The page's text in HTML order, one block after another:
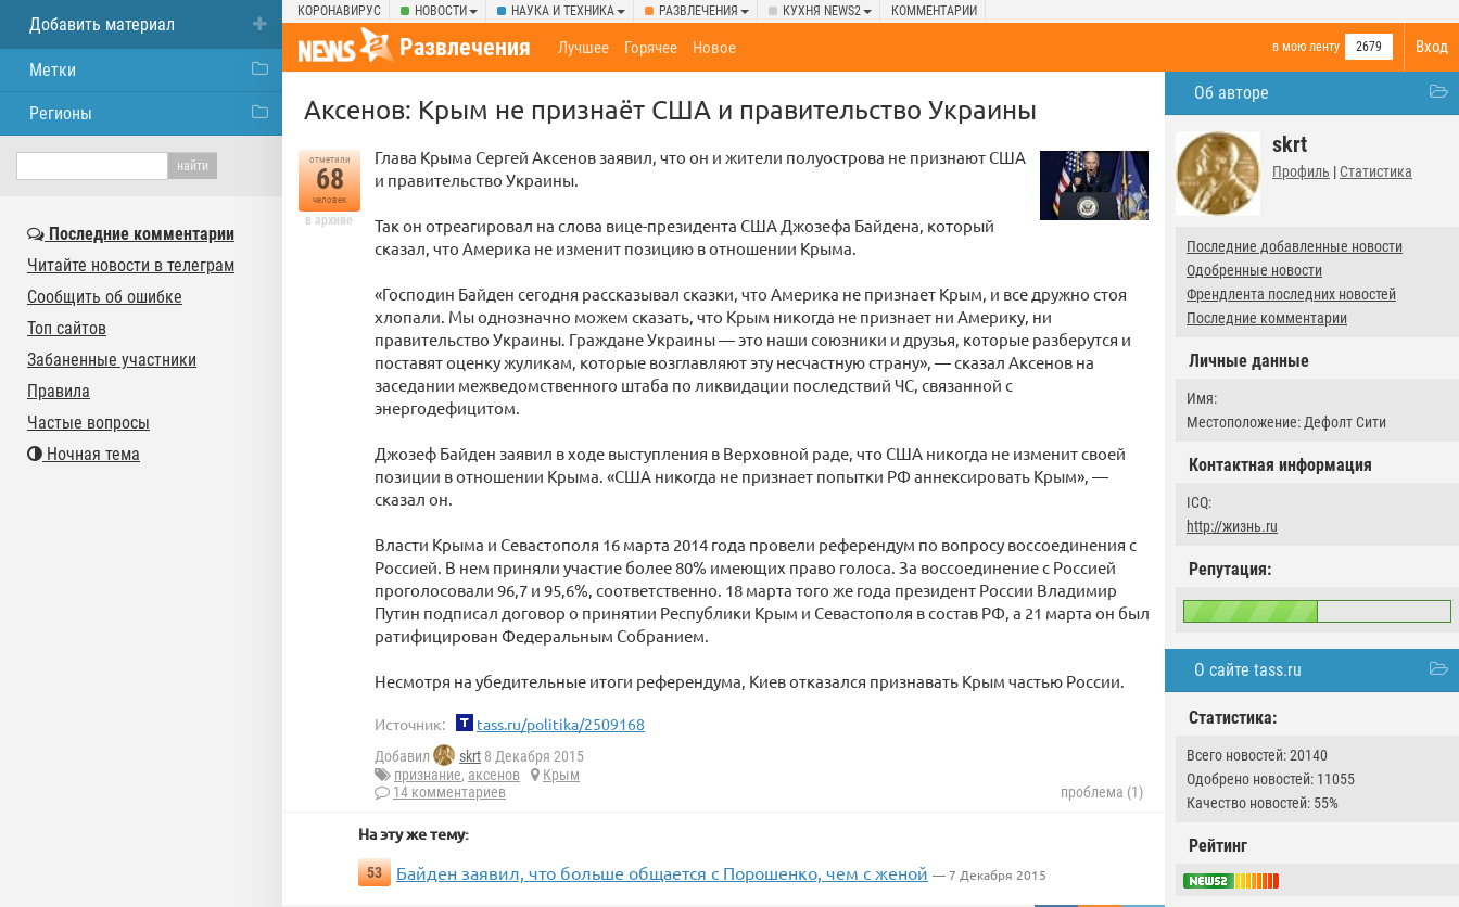
КОРОНАВИРУС НОВОСТИ НАУКА И ТЕХНИКА РАЗВЛЕЧЕНИЯ КУХНЯ NEWS2 КОММЕНТАРИИ
Вход
Развлечения в мою ленту 2679
Лучшее Горячее Новое
Об авторе
skrt
Профиль | Статистика
Последние добавленные новости
Одобренные новости
Френдлента последних новостей
Последние комментарии
Личные данные
Имя:
Местоположение: Дефолт Сити
Контактная информация
ICQ:
http://жизнь.ru
Репутация:
О сайте tass.ru
Статистика:
Всего новостей: 20140
Одобрено новостей: 11055
Качество новостей: 55%
Рейтинг
Аксенов: Крым не признаёт США и правительство Украины
отметили
68
человек
в архиве
Глава Крыма Сергей Аксенов заявил, что он и жители полуострова не признают США
и правительство Украины.
Так он отреагировал на слова вице-президента США Джозефа Байдена, который
сказал, что Америка не изменит позицию в отношении Крыма.
«Господин Байден сегодня рассказывал сказки, что Америка не признает Крым, и все дружно стоя
хлопали. Мы однозначно можем сказать, что Крым никогда не признает ни Америку, ни
правительство Украины. Граждане Украины — это наши союзники и друзья, которые разберутся и
поставят оценку жуликам, которые возглавляют эту несчастную страну», — сказал Аксенов на
заседании межведомственного штаба по ликвидации последствий ЧС, связанной с
энергодефицитом.
Джозеф Байден заявил в ходе выступления в Верховной раде, что США никогда не изменит своей
позиции в отношении Крыма. «США никогда не признает попытки РФ аннексировать Крым», —
сказал он.
Власти Крыма и Севастополя 16 марта 2014 года провели референдум по вопросу воссоединения с
Россией. В нем приняли участие более 80% имеющих право голоса. За воссоединение с Россией
проголосовали 96,7 и 95,6%, соответственно. 18 марта того же года президент России Владимир
Путин подписал договор о принятии Республики Крым и Севастополя в состав РФ, а 21 марта он был
ратифицирован Федеральным Собранием.
Несмотря на убедительные итоги референдума, Киев отказался признавать Крым частью России.
Источник: tass.ru/politika/2509168
Добавил skrt 8 Декабря 2015
признание, аксенов
Крым
14 комментариев
проблема (1)
На эту же тему:
53 Байден заявил, что больше общается с Порошенко, чем с женой — 7 Декабря 2015
Добавить материал
Метки
Регионы
Последние комментарии
Читайте новости в телеграм
Сообщить об ошибке
Топ сайтов
Забаненные участники
Правила
Частые вопросы
Ночная тема